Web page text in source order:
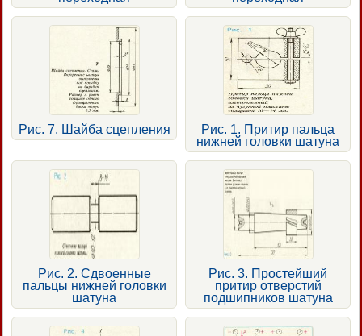
Рис. 7. Шайба сцепления
Рис. 1. Притир пальца
нижней головки шатуна
Рис. 2. Сдвоенные
пальцы нижней головки
шатуна
Рис. 3. Простейший
притир отверстий
подшипников шатуна